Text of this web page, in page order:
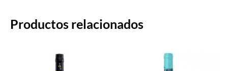
Productos relacionados